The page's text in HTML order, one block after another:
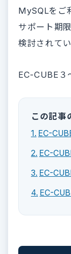
MySQLをご
サポート期
検討されて
EC-CUBE３
この記事
EC-
EC-
EC-
EC-